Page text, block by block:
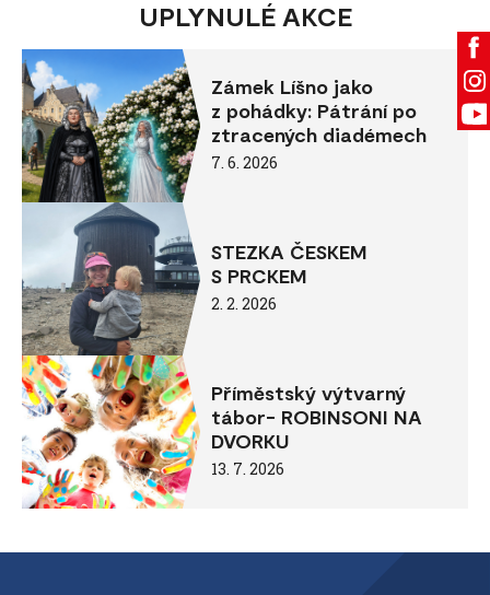
UPLYNULÉ AKCE
Zámek Líšno jako
z pohádky: Pátrání po
ztracených diadémech
7. 6. 2026
STEZKA ČESKEM
S PRCKEM
2. 2. 2026
Příměstský výtvarný
tábor- ROBINSONI NA
DVORKU
13. 7. 2026